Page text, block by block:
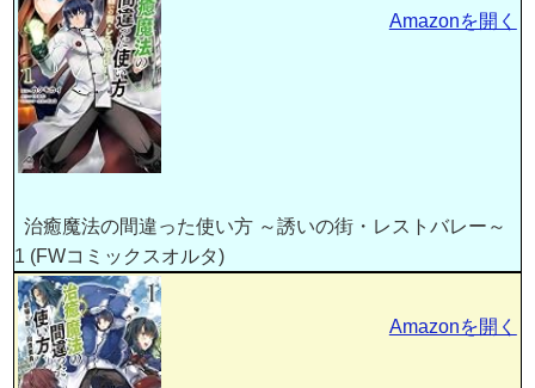
治癒魔法の間違った使い方 ～誘いの街・レストバレー～
1 (FWコミックスオルタ)
Amazonを開く
Amazonを開く